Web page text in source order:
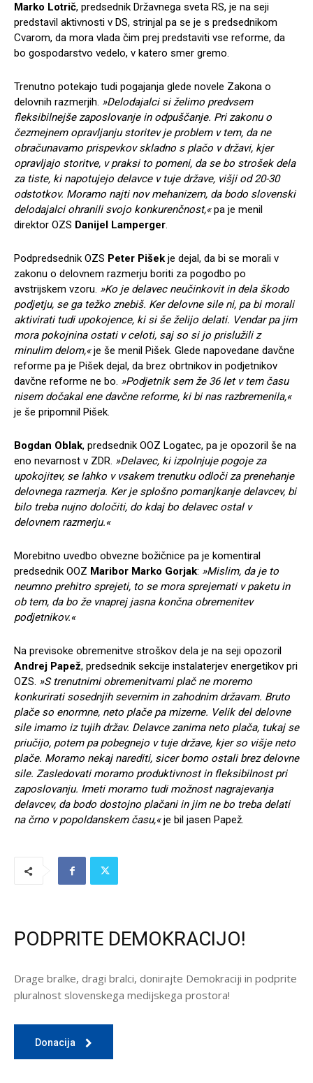
Marko Lotrič, predsednik Državnega sveta RS, je na seji
predstavil aktivnosti v DS, strinjal pa se je s predsednikom
Cvarom, da mora vlada čim prej predstaviti vse reforme, da
bo gospodarstvo vedelo, v katero smer gremo.
Trenutno potekajo tudi pogajanja glede novele Zakona o
delovnih razmerjih. »Delodajalci siželimo predvsem
fleksibilnejše zaposlovanje in odpuščanje. Pri zakonu o
čezmejnem opravljanju storitev je problem v tem, da ne
obračunavamo prispevkov skladno s plačo v državi, kjer
opravljajo storitve, v praksi to pomeni, da se bo strošek dela
za tiste, ki napotujejo delavce v tuje države, višji od 20-30
odstotkov. Moramo najti nov mehanizem, da bodo slovenski
delodajalci ohranili svojo konkurenčnost,«pa je menil
direktor OZS Danijel Lamperger.
Podpredsednik OZS Peter Pišek je dejal, da bi se morali v
zakonu o delovnem razmerju boriti za pogodbo po
avstrijskem vzoru. »Ko je delavec neučinkovit in dela škodo
podjetju, se ga težko znebiš. Ker delovne sile ni, pa bi morali
aktivirati tudi upokojence, ki si šeželijo delati. Vendar pa jim
mora pokojnina ostati v celoti, saj so si jo prislužili z
minulim delom,«je še menil Pišek. Glede napovedane davčne
reforme pa je Pišek dejal, da brez obrtnikov in podjetnikov
davčne reforme ne bo. »Podjetnik semže 36 let v tem času
nisem dočakal ene davčne reforme, ki bi nas razbremenila,«
je še pripomnil Pišek.
Bogdan Oblak, predsednik OOZ Logatec, pa je opozoril še na
eno nevarnost v ZDR. »Delavec, ki izpolnjuje pogoje za
upokojitev, se lahko v vsakem trenutku odloči za prenehanje
delovnega razmerja. Ker je splošno pomanjkanje delavcev, bi
bilo treba nujno določiti, do kdaj bo delavec ostal v
delovnem razmerju.«
Morebitno uvedbo obvezne božičnice pa je komentiral
predsednik OOZ Maribor Marko Gorjak: »Mislim, da je to
neumno prehitro sprejeti, to se mora sprejemati v paketu in
ob tem, da bo že vnaprej jasna končna obremenitev
podjetnikov.«
Na previsoke obremenitve stroškov dela je na seji opozoril
Andrej Papež, predsednik sekcije instalaterjev energetikov pri
OZS. »S trenutnimi obremenitvami plač ne moremo
konkurirati sosednjih severnim in zahodnim državam. Bruto
plače so enormne, neto plače pa mizerne. Velik del delovne
sile imamo iz tujih držav. Delavce zanima neto plača, tukaj se
priučijo, potem pa pobegnejo v tuje države, kjer so višje neto
plače. Moramo nekaj narediti, sicer bomo ostali brez delovne
sile. Zasledovati moramo produktivnost in fleksibilnost pri
zaposlovanju. Imeti moramo tudi možnost nagrajevanja
delavcev, da bodo dostojno plačani in jim ne bo treba delati
na črno v popoldanskem času,«je bil jasen Papež.
PODPRITE DEMOKRACIJO!
Drage bralke, dragi bralci, donirajte Demokraciji in podprite
pluralnost slovenskega medijskega prostora!
Donacija